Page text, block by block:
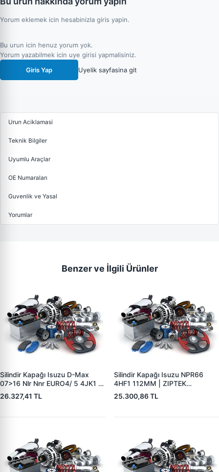
Yorum eklemek icin hesabinizla giris yapin.
Bu urun icin henuz yorum yok.
Yorum yazabilmek icin uye girisi yapmalisiniz.
Giris Yap
Uyelik sayfasina git
Urun Aciklamasi
Teknik Bilgiler
Uyumlu Araçlar
OE Numaraları
Guvenlik ve Yasal
Yorumlar
Benzer ve İlgili Ürünler
Silindir Kapağı Isuzu D-Max
07>16 Nlr Nnr EURO4/ 5 4JK1 |
ZIPTEK 8973559708 | OEM
8982230192 8982230191
8973559709
26.327,41 TL
Silindir Kapağı Isuzu NPR66
4HF1 112MM | ZIPTEK
8971865895 | OEM
8971865897 8971465202
8971865896
25.300,86 TL